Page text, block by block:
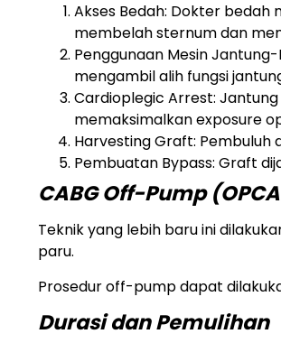
Akses Bedah: Dokter
membelah sternum dan
Penggunaan Mesin
mengambil alih fungsi
Cardioplegic Arrest:
memaksimalkan exposure
Harvesting Graft:
Pembuatan Bypass: Graft
CABG Off-Pump
Teknik yang lebih baru ini
paru.
Prosedur off-pump dapat
Durasi dan Pemulihan